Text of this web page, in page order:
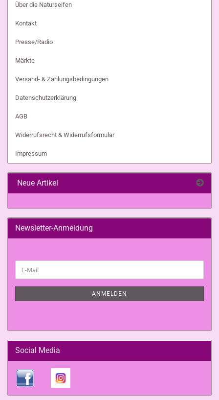
Über die Naturseifen
Kontakt
Presse/Radio
Märkte
Versand- & Zahlungsbedingungen
Datenschutzerklärung
AGB
Widerrufsrecht & Widerrufsformular
Impressum
Neue Artikel
Newsletter-Anmeldung
ZUR
E-
Mail
ANMELDEN
Social Media